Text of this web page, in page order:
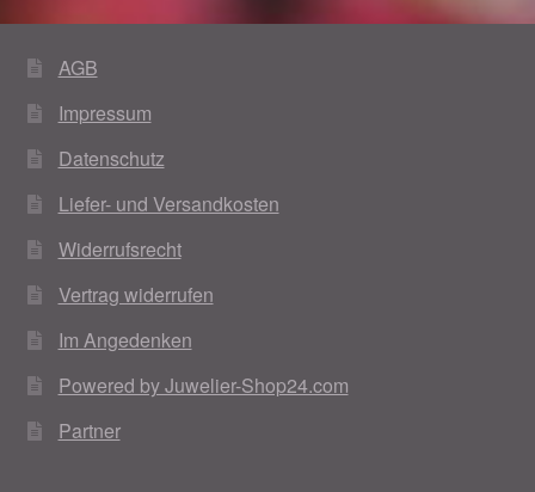
AGB
Impressum
Datenschutz
Liefer- und Versandkosten
Widerrufsrecht
Vertrag widerrufen
Im Angedenken
Powered by Juwelier-Shop24.com
Partner